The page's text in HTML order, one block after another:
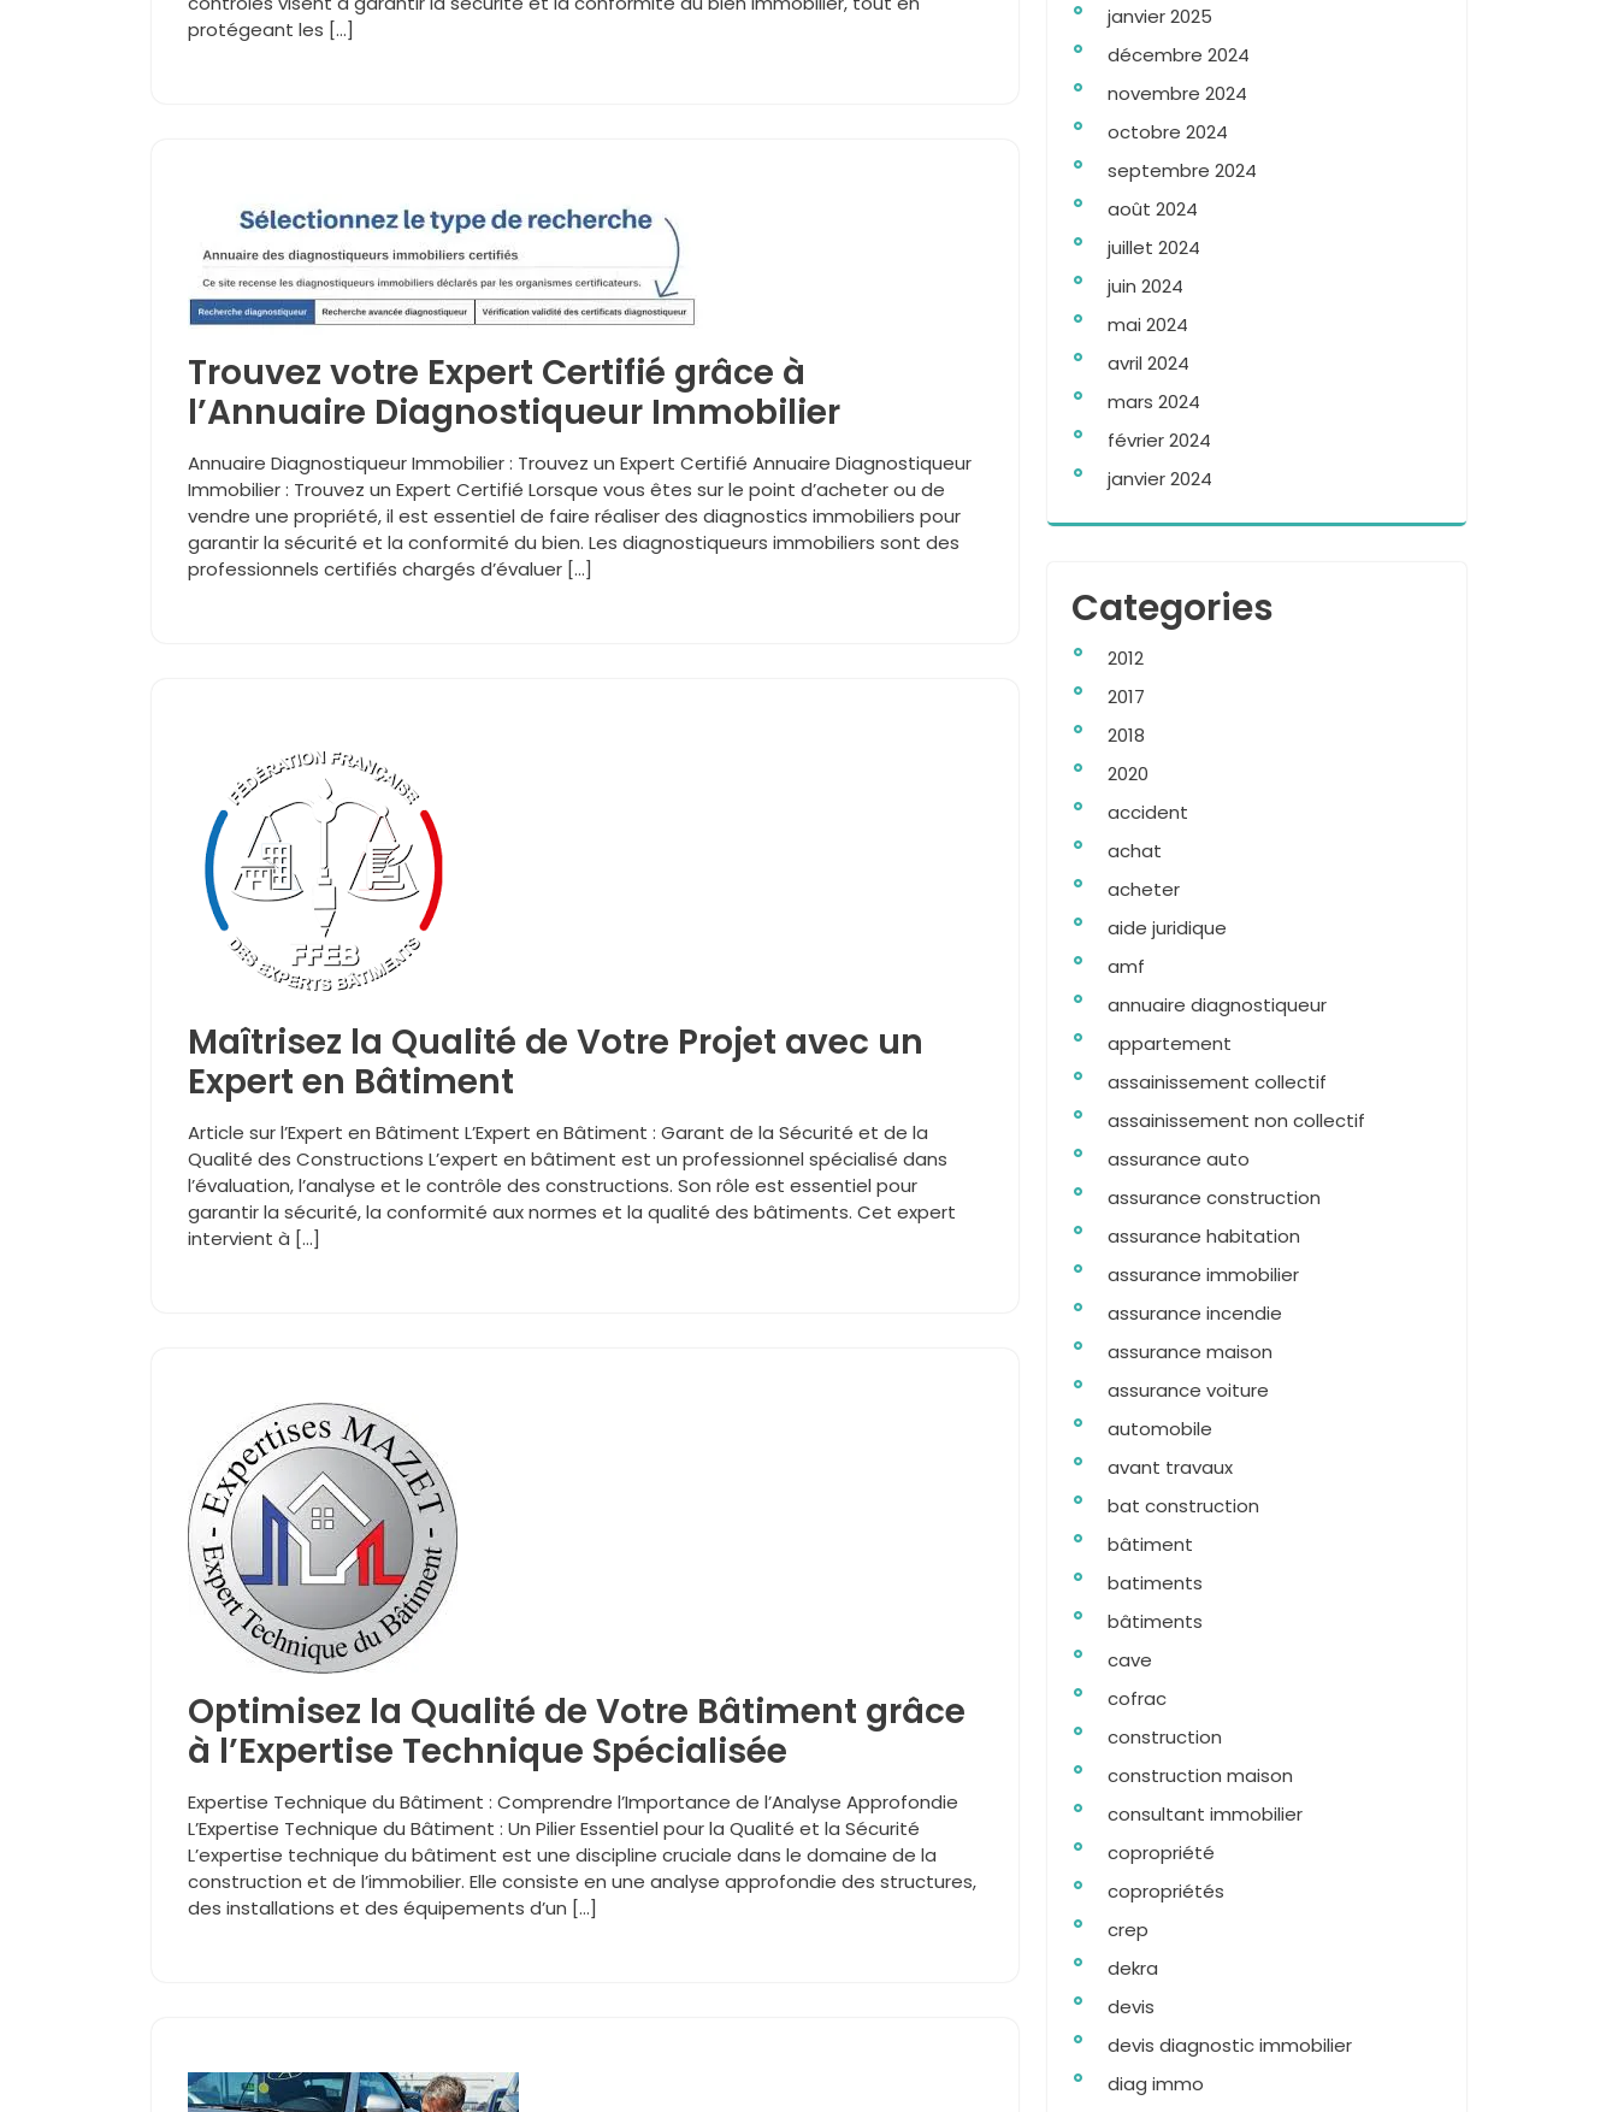
protégeant les […]
Trouvez votre Expert Certifié grâce à
l’Annuaire Diagnostiqueur Immobilier
Annuaire Diagnostiqueur Immobilier : Trouvez un Expert Certifié Annuaire Diagnostiqueur
Immobilier : Trouvez un Expert Certifié Lorsque vous êtes sur le point d’acheter ou de
vendre une propriété, il est essentiel de faire réaliser des diagnostics immobiliers pour
garantir la sécurité et la conformité du bien. Les diagnostiqueurs immobiliers sont des
professionnels certifiés chargés d’évaluer […]
Maîtrisez la Qualité de Votre Projet avec un
Expert en Bâtiment
Article sur l’Expert en Bâtiment L’Expert en Bâtiment : Garant de la Sécurité et de la
Qualité des Constructions L’expert en bâtiment est un professionnel spécialisé dans
l’évaluation, l’analyse et le contrôle des constructions. Son rôle est essentiel pour
garantir la sécurité, la conformité aux normes et la qualité des bâtiments. Cet expert
intervient à […]
Optimisez la Qualité de Votre Bâtiment grâce
à l’Expertise Technique Spécialisée
Expertise Technique du Bâtiment : Comprendre l’Importance de l’Analyse Approfondie
L’Expertise Technique du Bâtiment : Un Pilier Essentiel pour la Qualité et la Sécurité
L’expertise technique du bâtiment est une discipline cruciale dans le domaine de la
construction et de l’immobilier. Elle consiste en une analyse approfondie des structures,
des installations et des équipements d’un […]
janvier 2025
décembre 2024
novembre 2024
octobre 2024
septembre 2024
août 2024
juillet 2024
juin 2024
mai 2024
avril 2024
mars 2024
février 2024
janvier 2024
Categories
2012
2017
2018
2020
accident
achat
acheter
aide juridique
amf
annuaire diagnostiqueur
appartement
assainissement collectif
assainissement non collectif
assurance auto
assurance construction
assurance habitation
assurance immobilier
assurance incendie
assurance maison
assurance voiture
automobile
avant travaux
bat construction
bâtiment
batiments
bâtiments
cave
cofrac
construction
construction maison
consultant immobilier
copropriété
copropriétés
crep
dekra
devis
devis diagnostic immobilier
diag immo